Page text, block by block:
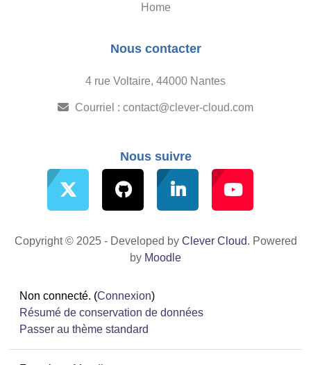
Home
Nous contacter
4 rue Voltaire, 44000 Nantes
Courriel : contact@clever-cloud.com
Nous suivre
Copyright © 2025 - Developed by Clever Cloud. Powered
by Moodle
Non connecté. (Connexion)
Résumé de conservation de données
Passer au thème standard